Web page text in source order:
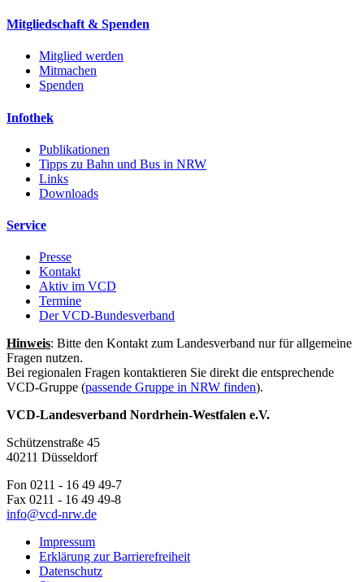
Mitgliedschaft & Spenden
Mitglied werden
Mitmachen
Spenden
Infothek
Publikationen
Tipps zu Bahn und Bus in NRW
Links
Downloads
Service
Presse
Kontakt
Aktiv im VCD
Termine
Der VCD-Bundesverband
Hinweis: Bitte den Kontakt zum Landesverband nur für allgemeine
Fragen nutzen.
Bei regionalen Fragen kontaktieren Sie direkt die entsprechende
VCD-Gruppe (passende Gruppe in NRW finden).
VCD-Landesverband Nordrhein-Westfalen e.V.
Schützenstraße 45
40211 Düsseldorf
Fon 0211 - 16 49 49-7
Fax 0211 - 16 49 49-8
info@vcd-nrw.de
Impressum
Erklärung zur Barrierefreiheit
Datenschutz